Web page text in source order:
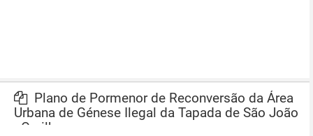
Plano de Pormenor de Reconversão da Área
Urbana de Génese Ilegal da Tapada de São João
- Ourilhe